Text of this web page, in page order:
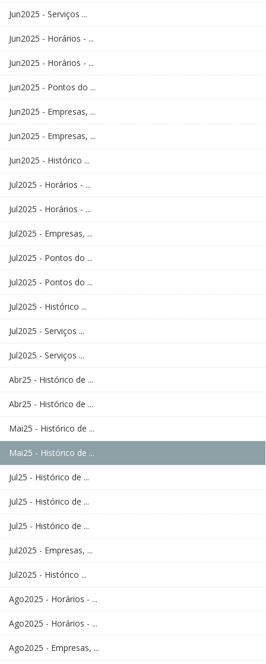
Jun2025 - Serviços ...
Jun2025 - Horários - ...
Jun2025 - Horários - ...
Jun2025 - Pontos do ...
Jun2025 - Empresas, ...
Jun2025 - Empresas, ...
Jun2025 - Histórico ...
Jul2025 - Horários - ...
Jul2025 - Horários - ...
Jul2025 - Empresas, ...
Jul2025 - Pontos do ...
Jul2025 - Pontos do ...
Jul2025 - Histórico ...
Jul2025 - Serviços ...
Jul2025 - Serviços ...
Abr25 - Histórico de ...
Abr25 - Histórico de ...
Mai25 - Histórico de ...
Mai25 - Histórico de ...
Jul25 - Histórico de ...
Jul25 - Histórico de ...
Jul25 - Histórico de ...
Jul2025 - Empresas, ...
Jul2025 - Histórico ...
Ago2025 - Horários - ...
Ago2025 - Horários - ...
Ago2025 - Empresas, ...